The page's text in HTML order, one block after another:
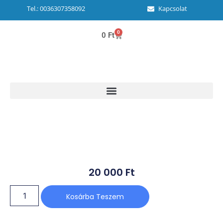
Tel.: 0036307358092 Kapcsolat
0 Ft 0
20 000 Ft
Kosárba Teszem